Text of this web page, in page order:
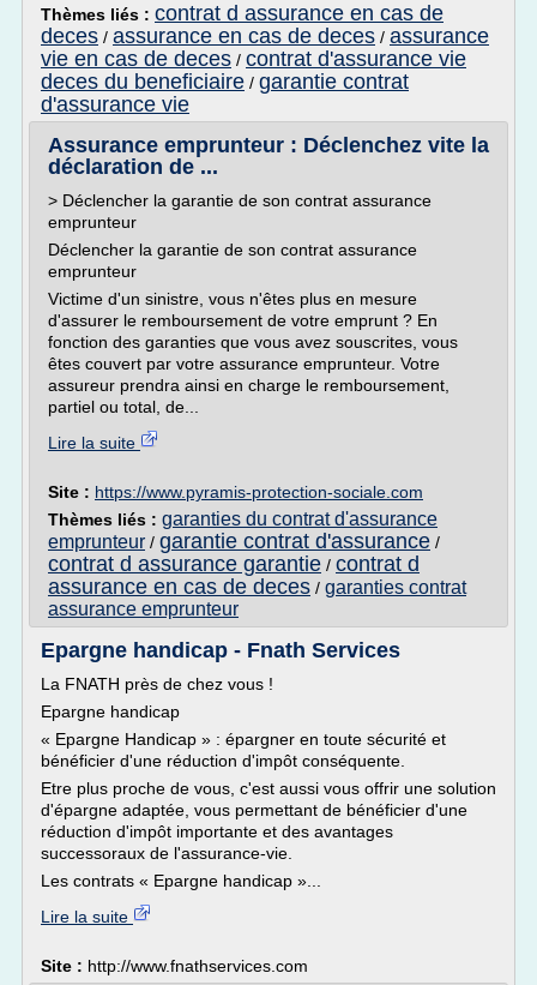
Thèmes liés : contrat d assurance en cas de
deces / assurance en cas de deces / assurance
vie en cas de deces / contrat d'assurance vie
deces du beneficiaire / garantie contrat
d'assurance vie
Assurance emprunteur : Déclenchez vite la
déclaration de ...
> Déclencher la garantie de son contrat assurance
emprunteur
Déclencher la garantie de son contrat assurance
emprunteur
Victime d'un sinistre, vous n'êtes plus en mesure
d'assurer le remboursement de votre emprunt ? En
fonction des garanties que vous avez souscrites, vous
êtes couvert par votre assurance emprunteur. Votre
assureur prendra ainsi en charge le remboursement,
partiel ou total, de...
Lire la suite
Site : https://www.pyramis-protection-sociale.com
Thèmes liés : garanties du contrat d'assurance
emprunteur / garantie contrat d'assurance /
contrat d assurance garantie / contrat d
assurance en cas de deces / garanties contrat
assurance emprunteur
Epargne handicap - Fnath Services
La FNATH près de chez vous !
Epargne handicap
« Epargne Handicap » : épargner en toute sécurité et
bénéficier d'une réduction d'impôt conséquente.
Etre plus proche de vous, c'est aussi vous offrir une solution
d'épargne adaptée, vous permettant de bénéficier d'une
réduction d'impôt importante et des avantages
successoraux de l'assurance-vie.
Les contrats « Epargne handicap »...
Lire la suite
Site : http://www.fnathservices.com